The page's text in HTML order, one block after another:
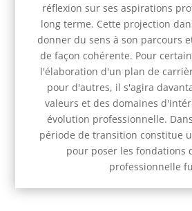
réflexion sur ses aspirations
long terme. Cette projection
donner du sens à son parcours
de façon cohérente. Pour
l'élaboration d'un plan de
pour d'autres, il s'agira
valeurs et des domaines
évolution professionnelle.
période de transition constitue
pour poser les fondations
professionnelle